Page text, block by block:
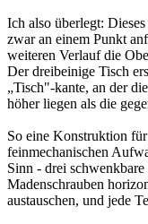
Ich also überlegt:
zwar an einem Punkt
weiteren Verlauf die
Der dreibeinige Tisch
„Tisch"-kante, an der
höher liegen als die
So eine Konstruktion für
feinmechanischen
Sinn - drei
Madenschrauben
austauschen, und jede